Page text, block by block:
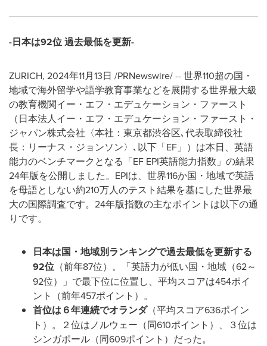
-日本は92位 過去最低を更新-
ZURICH, 2024年11月13日 /PRNewswire/ -- 世界110超の国・
地域で海外留学や語学教育事業などを展開する世界最大級
の教育機関イー・エフ・エデュケーション・ファースト
（日本法人イー・エフ・エデュケーション・ファースト・
ジャパン株式会社〈本社：東京都渋谷区､代表取締役社
長：リーナス・ジョンソン〉､以下「EF」）は本日、英語
能力のベンチマークとなる「EF EPI英語能力指数」の結果
24年版を公開しました。EPIは、世界116か国・地域で英語
を母語としない約210万人のテスト結果を基にした世界最
大の国際調査です。24年版指数の主なポイントは以下の通
りです。
日本は国・地域別ランキングで過去最低を更新する
92位 （前年87位）。「英語力が低い国・地域（62～
92位）」で最下位に位置し、平均スコアは454ポイ
ント（前年457ポイント）。
首位は６年連続でオランダ（平均スコア636ポイン
ト）。２位はノルウェー（同610ポイント）、３位は
シンガポール（同609ポイント）だった。